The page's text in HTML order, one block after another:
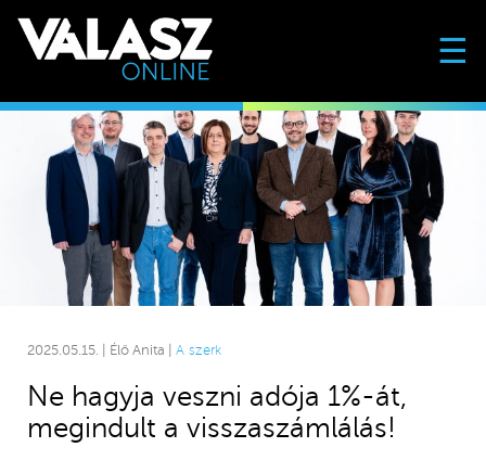
☰
2025.05.15. | Élő Anita | A szerk
Ne hagyja veszni adója 1%-át,
megindult a visszaszámlálás!